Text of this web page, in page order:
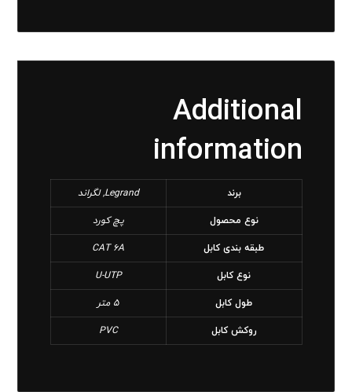
Additional
information
برند Legrand, لگراند
نوع محصول پچ کورد
طبقه بندی کابل CAT 6A
نوع کابل U-UTP
طول کابل 5 متر
روکش کابل PVC